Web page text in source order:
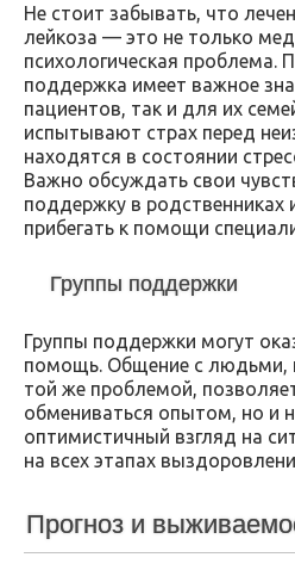
Не стоит забывать, что
лейкоза — это не только
психологическая проблема.
поддержка имеет важное
пациентов, так и для их
испытывают страх перед
находятся в состоянии
Важно обсуждать свои
поддержку в родственниках
прибегать к помощи
Группы поддержки
Группы поддержки могут
помощь. Общение с людьми,
той же проблемой,
обмениваться опытом, но и
оптимистичный взгляд на
на всех этапах
Прогноз и